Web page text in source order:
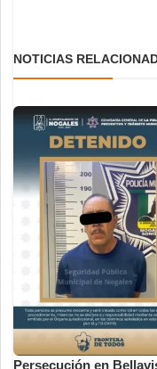
NOTICIAS
Persecución en